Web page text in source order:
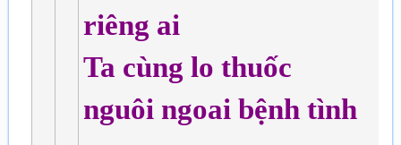
riêng ai
Ta cùng lo thuốc
nguôi ngoai bệnh tình